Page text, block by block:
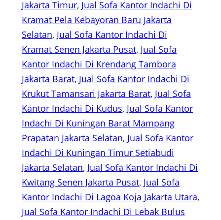
Jakarta Timur, Jual Sofa Kantor Indachi Di
Kramat Pela Kebayoran Baru Jakarta
Selatan, Jual Sofa Kantor Indachi Di
Kramat Senen Jakarta Pusat, Jual Sofa
Kantor Indachi Di Krendang Tambora
Jakarta Barat, Jual Sofa Kantor Indachi Di
Krukut Tamansari Jakarta Barat, Jual Sofa
Kantor Indachi Di Kudus, Jual Sofa Kantor
Indachi Di Kuningan Barat Mampang
Prapatan Jakarta Selatan, Jual Sofa Kantor
Indachi Di Kuningan Timur Setiabudi
Jakarta Selatan, Jual Sofa Kantor Indachi Di
Kwitang Senen Jakarta Pusat, Jual Sofa
Kantor Indachi Di Lagoa Koja Jakarta Utara
Jual Sofa Kantor Indachi Di Lebak Bulus